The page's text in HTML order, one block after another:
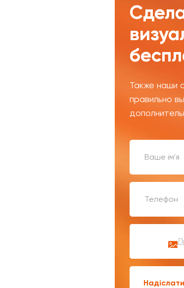
Также наши
правильно
Надіслати